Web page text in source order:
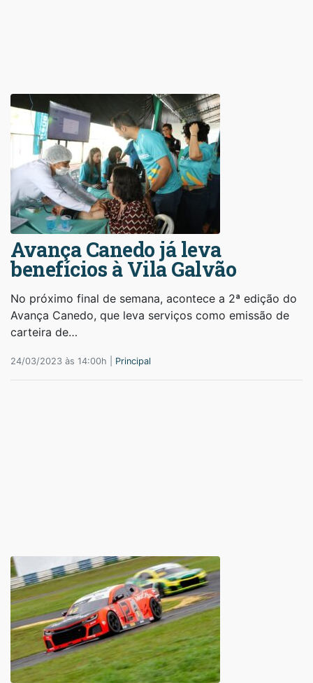
Avança Canedo já leva
benefícios à Vila Galvão
No próximo final de semana, acontece a 2ª edição do
Avança Canedo, que leva serviços como emissão de
carteira de…
24/03/2023 às 14:00h | Principal